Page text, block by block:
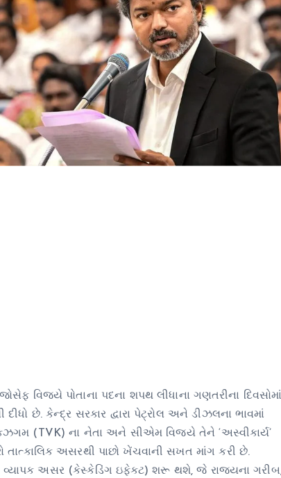
વિજયે પોતાના પદના શપથ લીધાના ગણતરીના દિવસોમાં
છે. કેન્દ્ર સરકાર દ્વારા પેટ્રોલ અને ડીઝલના ભાવમાં
કઝગમ (TVK) ના નેતા અને સીએમ વિજયે તેને ‘અસ્વીકાર્ય’
તાત્કાલિક અસરથી પાછો ખેંચવાની સખત માંગ કરી છે.
અસર (કેસ્કેડિંગ ઇફેક્ટ) શરૂ થશે, જે રાજ્યના